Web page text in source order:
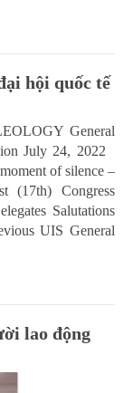
hội quốc tế
General
July 24, 2022
of silence –
(17th) Congress
Salutations
UIS General
lao động